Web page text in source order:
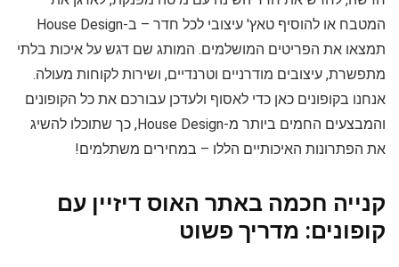
המטבח או להוסיף טאץ' עיצובי לכל חדר – ב-House Design
תמצאו את הפריטים המושלמים. המותג שם דגש על איכות בלתי
מתפשרת, עיצובים מודרניים וטרנדיים, ושירות לקוחות מעולה.
אנחנו בקופונים כאן כדי לאסוף ולעדכן עבורכם את כל הקופונים
והמבצעים החמים ביותר מ-House Design, כך שתוכלו להשיג
את הפתרונות האיכותיים הללו – במחירים משתלמים!
קנייה חכמה באתר האוס דיזיין עם
קופונים: מדריך פשוט